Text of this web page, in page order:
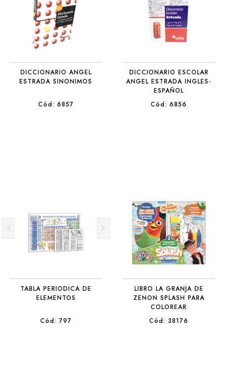
DICCIONARIO ANGEL
ESTRADA SINONIMOS
Cód: 6857
DICCIONARIO ESCOLAR
ANGEL ESTRADA INGLES-
ESPAÑOL
Cód: 6856
TABLA PERIODICA DE
ELEMENTOS
Cód: 797
LIBRO LA GRANJA DE
ZENON SPLASH PARA
COLOREAR
Cód: 38176